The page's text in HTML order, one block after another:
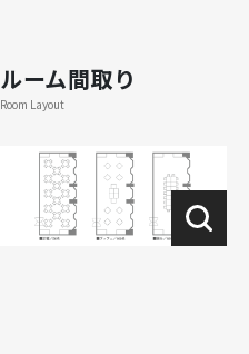
ルーム間取り
Room Layout